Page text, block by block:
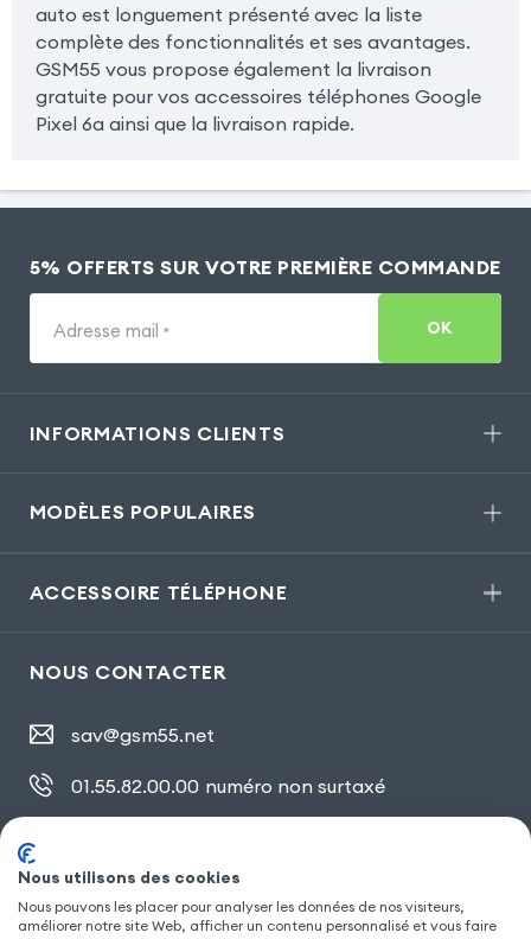
auto est longuement présenté avec la liste
complète des fonctionnalités et ses avantages.
GSM55 vous propose également la livraison
gratuite pour vos accessoires téléphones Google
Pixel 6a ainsi que la livraison rapide.
5% OFFERTS SUR VOTRE PREMIÈRE COMMANDE
Adresse mail * OK
INFORMATIONS CLIENTS
MODÈLES POPULAIRES
ACCESSOIRE TÉLÉPHONE
NOUS CONTACTER
sav@gsm55.net
01.55.82.00.00 numéro non surtaxé
SUIVEZ NOUS
Nous utilisons des cookies
Nous pouvons les placer pour analyser les données de nos visiteurs,
améliorer notre site Web, afficher un contenu personnalisé et vous faire